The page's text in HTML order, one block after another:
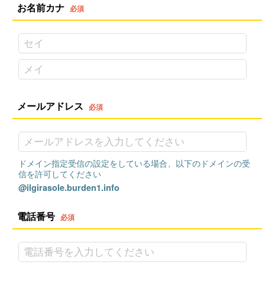
お名前カナ
メールアドレス
ドメイン指定受信の設定をしている場合、以下のドメインの受
信を許可してください
@ilgirasole.burden1.info
電話番号